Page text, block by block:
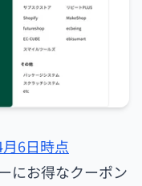
6日時点
にお得なクーポン